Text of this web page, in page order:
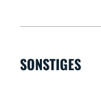
SONSTIGES